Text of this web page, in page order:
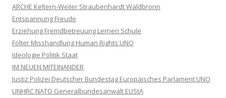
ARCHE Keltern-Weiler Straubenhardt Waldbronn
Entspannung Freude
Erziehung Fremdbetreuung Lernen Schule
Folter Misshandlung Human Rights UNO
Ideologie Politik Staat
IM NEUEN MITEINANDER
Justiz Polizei Deutscher Bundestag Europäisches Parlament UNO
UNHRC NATO Generalbundesanwalt EUStA